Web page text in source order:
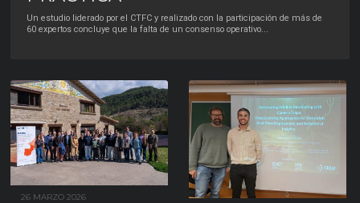
Un estudio liderado por el CTFC y realizado con la participación de más de
60 expertos concluye que la falta de un consenso operativo...
La investigación demuestra que las dos subespecies de tórtola europea
reconocidas en el Mediterráneo occidental no presentan diferencias...
26 MARZO 2026